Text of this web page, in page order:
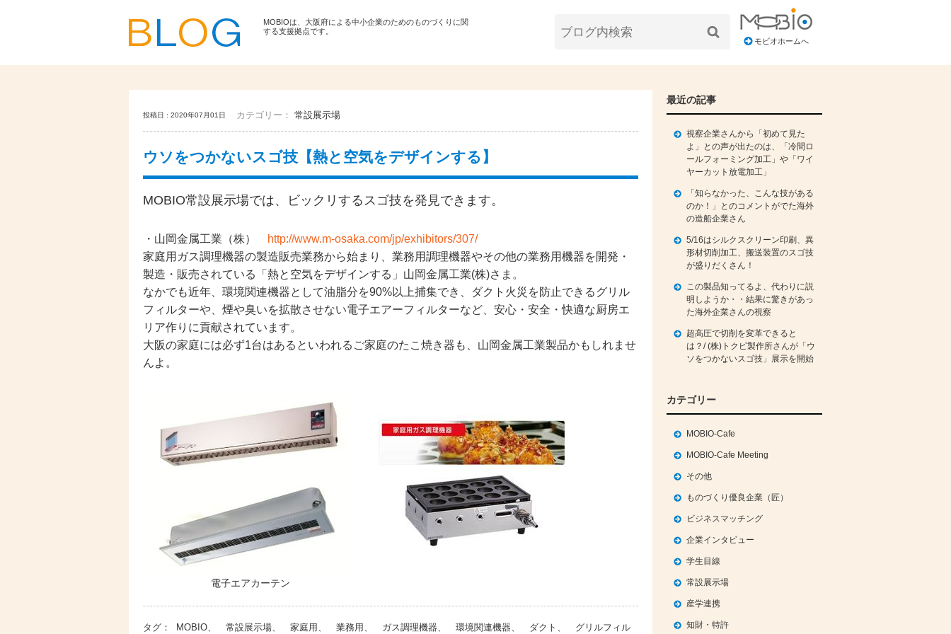
MOBIOは、大阪府による中小企業のためのものづくりに関
する支援拠点です。
モビオホームへ
投稿日 : 2020年07月01日 カテゴリー： 常設展示場
ウソをつかないスゴ技【熱と空気をデザインする】
MOBIO常設展示場では、ビックリするスゴ技を発見できます。
・山岡金属工業（株）
http://www.m-osaka.com/jp/exhibitors/307/
家庭用ガス調理機器の製造販売業務から始まり、業務用調理機器やその他の業務用機器を開発・
製造・販売されている「熱と空気をデザインする」山岡金属工業(株)さま。
なかでも近年、環境関連機器として油脂分を90%以上捕集でき、ダクト火災を防止できるグリル
フィルターや、煙や臭いを拡散させない電子エアーフィルターなど、安心・安全・快適な厨房エ
リア作りに貢献されています。
大阪の家庭には必ず1台はあるといわれるご家庭のたこ焼き器も、山岡金属工業製品かもしれませ
んよ。
電子エアカーテン
タグ：
MOBIO、 常設展示場、 家庭用、 業務用、 ガス調理機器、 環境関連機器、 ダクト、 グリルフィル
最近の記事
視察企業さんから「初めて見た
よ」との声が出たのは、「冷間ロ
ールフォーミング加工」や「ワイ
ヤーカット放電加工」
「知らなかった、こんな技がある
のか！」とのコメントがでた海外
の造船企業さん
5/16はシルクスクリーン印刷、異
形材切削加工、搬送装置のスゴ技
が盛りだくさん！
この製品知ってるよ、代わりに説
明しようか・・結果に驚きがあっ
た海外企業さんの視察
超高圧で切削を変革できると
は？/ (株)トクピ製作所さんが「ウ
ソをつかないスゴ技」展示を開始
カテゴリー
MOBIO-Cafe
MOBIO-Cafe Meeting
その他
ものづくり優良企業（匠）
ビジネスマッチング
企業インタビュー
学生目線
常設展示場
産学連携
知財・特許